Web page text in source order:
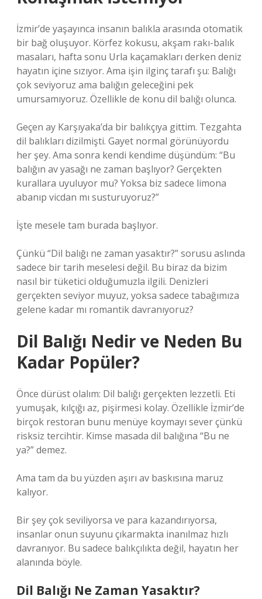
İzmir’de yaşayınca insanın balıkla arasında otomatik
bir bağ oluşuyor. Körfez kokusu, akşam rakı-balık
masaları, hafta sonu Urla kaçamakları derken deniz
hayatın içine sızıyor. Ama işin ilginç tarafı şu: Balığı
çok seviyoruz ama balığın geleceğini pek
umursamıyoruz. Özellikle de konu dil balığı olunca.
Geçen ay Karşıyaka’da bir balıkçıya gittim. Tezgahta
dil balıkları dizilmişti. Gayet normal görünüyordu
her şey. Ama sonra kendi kendime düşündüm: “Bu
balığın av yasağı ne zaman başlıyor? Gerçekten
kurallara uyuluyor mu? Yoksa biz sadece limona
abanıp vicdan mı susturuyoruz?”
İşte mesele tam burada başlıyor.
Çünkü “Dil balığı ne zaman yasaktır?” sorusu aslında
sadece bir tarih meselesi değil. Bu biraz da bizim
nasıl bir tüketici olduğumuzla ilgili. Denizleri
gerçekten seviyor muyuz, yoksa sadece tabağımıza
gelene kadar mı romantik davranıyoruz?
Dil Balığı Nedir ve Neden Bu
Kadar Popüler?
Önce dürüst olalım: Dil balığı gerçekten lezzetli. Eti
yumuşak, kılçığı az, pişirmesi kolay. Özellikle İzmir’de
birçok restoran bunu menüye koymayı sever çünkü
risksiz tercihtir. Kimse masada dil balığına “Bu ne
ya?” demez.
Ama tam da bu yüzden aşırı av baskısına maruz
kalıyor.
Bir şey çok seviliyorsa ve para kazandırıyorsa,
insanlar onun suyunu çıkarmakta inanılmaz hızlı
davranıyor. Bu sadece balıkçılıkta değil, hayatın her
alanında böyle.
Dil Balığı Ne Zaman Yasaktır?